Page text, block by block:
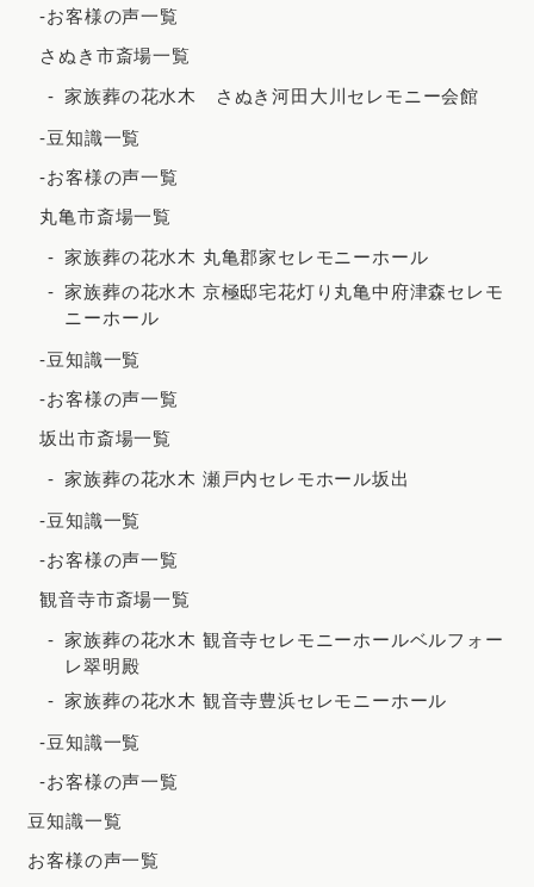
2021年10月
2021年5月
2021年4月
2021年2月
-お客様の声一覧
さぬき市斎場一覧
家族葬の花水木 さぬき河田大川セレモニー会館
-豆知識一覧
-お客様の声一覧
丸亀市斎場一覧
家族葬の花水木 丸亀郡家セレモニーホール
家族葬の花水木 京極邸宅花灯り丸亀中府津森セレモ
ニーホール
-豆知識一覧
-お客様の声一覧
坂出市斎場一覧
家族葬の花水木 瀬戸内セレモホール坂出
-豆知識一覧
-お客様の声一覧
観音寺市斎場一覧
家族葬の花水木 観音寺セレモニーホールベルフォー
レ翠明殿
家族葬の花水木 観音寺豊浜セレモニーホール
-豆知識一覧
-お客様の声一覧
豆知識一覧
お客様の声一覧